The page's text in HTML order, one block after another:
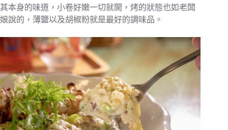
其本身的味道，小卷好嫩一切就開，烤的狀態也如老闆
娘說的，薄鹽以及胡椒粉就是最好的調味品。